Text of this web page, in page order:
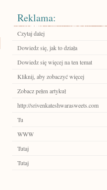
Reklama:
Czytaj dalej
Dowiedz się, jak to działa
Dowiedz się więcej na ten temat
Kliknij, aby zobaczyć więcej
Zobacz pełen artykuł
http://srivenkateshwarasweets.com
Tu
WWW
Tutaj
Tutaj